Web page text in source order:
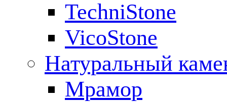
TechniStone
VicoStone
Натуральный
Мрамор